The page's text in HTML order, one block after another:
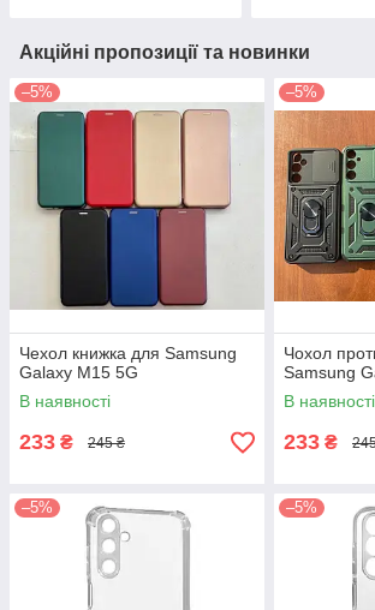
Акційні пропозиції та новинки
–5%
Чехол книжка для Samsung
Galaxy M15 5G
В наявності
233 ₴ 245 ₴
–5%
Чохол
Samsung
В наявності
233 ₴
–5% –5%